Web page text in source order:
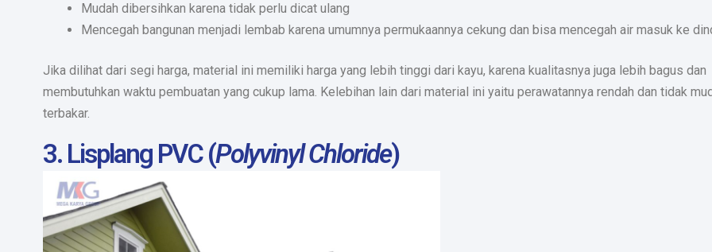
Mudah dibersihkan karena tidak perlu dicat ulang
Mencegah bangunan menjadi lembab karena umumnya permukaannya cekung dan bisa mencegah air masuk ke
Jika dilihat dari segi harga, material ini memiliki harga yang lebih tinggi dari kayu, karena kualitasnya juga lebih bagus dan
membutuhkan waktu pembuatan yang cukup lama. Kelebihan lain dari material ini yaitu perawatannya rendah dan tidak
terbakar.
3. Lisplang PVC (Polyvinyl Chloride)